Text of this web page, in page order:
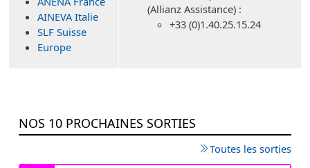
AINEVA Italie
SLF Suisse
Europe
(Allianz Assistance) :
+33 (0)1.40.25.15.24
NOS 10 PROCHAINES SORTIES
Toutes les sorties